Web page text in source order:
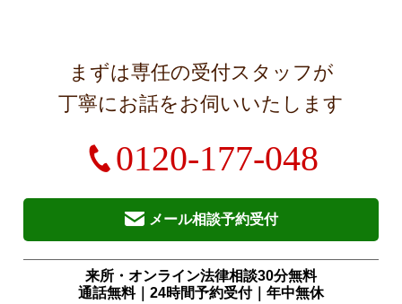
まずは専任の受付スタッフが
丁寧にお話をお伺いいたします
0120-177-048
メール相談予約受付
来所・オンライン法律相談30分無料
通話無料｜24時間予約受付｜ 年中無休